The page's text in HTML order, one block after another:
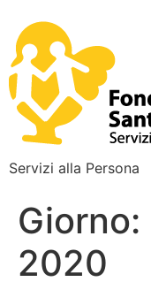
Servizi alla Persona
Giorno:
2020